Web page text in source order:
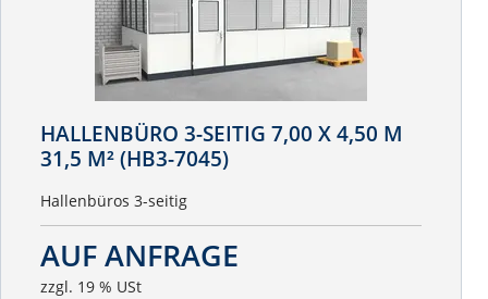
HALLENBÜRO 3-SEITIG 7,00 X 4,50 M
31,5 M² (HB3-7045)
Hallenbüros 3-seitig
AUF ANFRAGE
zzgl. 19 % USt